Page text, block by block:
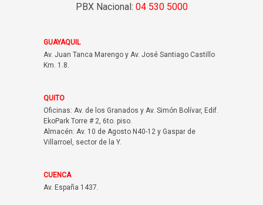
PBX Nacional: 04 530 5000
GUAYAQUIL
Av. Juan Tanca Marengo y Av. José Santiago Castillo
Km. 1.8.
QUITO
Oficinas: Av. de los Granados y Av. Simón Bolívar, Edif.
EkoPark Torre # 2, 6to. piso.
Almacén: Av. 10 de Agosto N40-12 y Gaspar de
Villarroel, sector de la Y.
CUENCA
Av. España 1437.